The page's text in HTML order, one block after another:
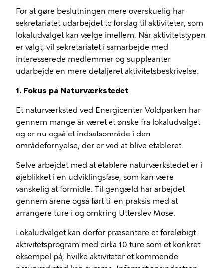
For at gøre beslutningen mere overskuelig har
sekretariatet udarbejdet to forslag til aktiviteter, som
lokaludvalget kan vælge imellem. Når aktivitetstypen
er valgt, vil sekretariatet i samarbejde med
interesserede medlemmer og suppleanter
udarbejde en mere detaljeret aktivitetsbeskrivelse.
1. Fokus på Naturværkstedet
Et naturværksted ved Energicenter Voldparken har
gennem mange år været et ønske fra lokaludvalget
og er nu også et indsatsområde i den
områdefornyelse, der er ved at blive etableret.
Selve arbejdet med at etablere naturværkstedet er i
øjeblikket i en udviklingsfase, som kan være
vanskelig at formidle. Til gengæld har arbejdet
gennem årene også ført til en praksis med at
arrangere ture i og omkring Utterslev Mose.
Lokaludvalget kan derfor præsentere et foreløbigt
aktivitetsprogram med cirka 10 ture som et konkret
eksempel på, hvilke aktiviteter et kommende